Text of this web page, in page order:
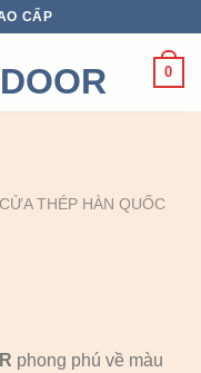
CẤP
0
CỬA THÉP HÀN QUỐC
phong phú về màu